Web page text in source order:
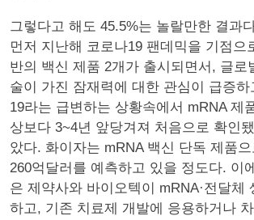
그렇다고 해도 45.5%는 놀랄만한 결과
먼저 지난해 코로나19 팬데믹을 기점으
반의 백신 제품 2개가 출시되면서, 글로
술이 가진 잠재력에 대한 관심이 급증
19라는 급변하는 상황속에서 mRNA 제
상보다 3~4년 앞당겨져 처음으로 확인
았다. 화이자는 mRNA 백신 단독 제품
260억달러를 예측하고 있을 정도다. 이
은 제약사와 바이오텍이 mRNA·전달체
하고, 기존 치료제 개발에 응용하거나